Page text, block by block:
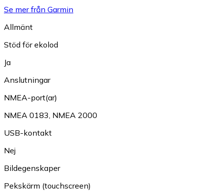
Se mer från Garmin
Allmänt
Stöd för ekolod
Ja
Anslutningar
NMEA-port(ar)
NMEA 0183 NMEA 2000
USB-kontakt
Nej
Bildegenskaper
Pekskärm (touchscreen)